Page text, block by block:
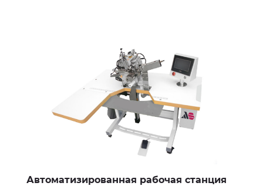
Автоматизированная рабочая станция